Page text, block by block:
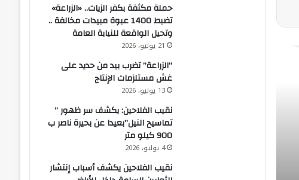
حملة مكثفة بكفر الزيات.. «الزراعة»
تضبط 1400 عبوة مبيدات مخالفة ..
وتحيل الواقعة للنيابة العامة
21 يوليو، 2026
“الزراعة” تضرب بيد من حديد على
غش مستلزمات الإنتاج
13 يوليو، 2026
نقيب الفلاحين: يكشف سر ظهور ”
تماسيح النيل”بعيدا عن بحيرة ناصر ب
900 كيلو متر
4 يوليو، 2026
نقيب الفلاحين يكشف أسباب إنتشار